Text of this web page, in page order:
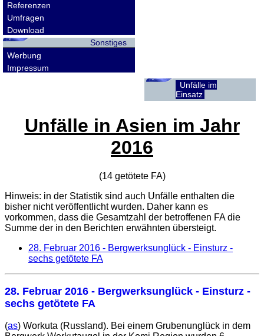
Referenzen
Umfragen
Download
Sonstiges
Werbung
Impressum
Unfälle im
Einsatz
Unfälle in Asien im Jahr
2016
(14 getötete FA)
Hinweis: in der Statistik sind auch Unfälle enthalten die
bisher nicht veröffentlicht wurden. Daher kann es
vorkommen, dass die Gesamtzahl der betroffenen FAdie
Summe der in den Berichten erwähnten übersteigt.
28. Februar 2016 - Bergwerksunglück - Einsturz -
sechs getötete FA
28. Februar 2016 - Bergwerksunglück - Einsturz -
sechs getötete FA
(as) Workuta (Russland). Bei einem Grubenunglück in dem